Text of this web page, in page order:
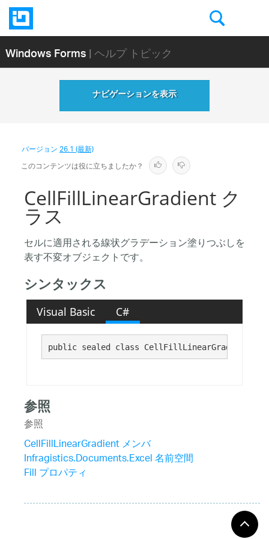
Windows Forms| ヘルプ トピック
ナビゲーションを表示
バージョン26.1 (最新)
このコンテンツは役に立ちましたか？
CellFillLinearGradient ク
ラス
セルに適用される線状グラデーション塗りつぶしを
表す不変オブジェクトです。
シンタックス
Visual Basic C#
public sealed class CellFillLinearGradient :
参照
参照
CellFillLinearGradient メンバ
Infragistics.Documents.Excel 名前空間
Fill プロパティ